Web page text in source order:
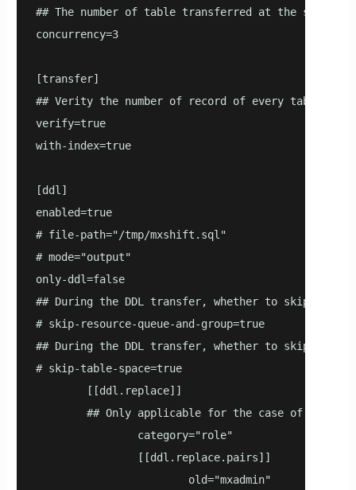
## The number of table transferred at the same
concurrency=3
[transfer]
## Verity the number of record of every table
verify=true
with-index=true
[ddl]
enabled=true
# file-path="/tmp/mxshift.sql"
# mode="output"
only-ddl=false
## During the DDL transfer, whether to skip
# skip-resource-queue-and-group=true
## During the DDL transfer, whether to skip
# skip-table-space=true
        [[ddl.replace]]
## Only applicable for the case of
                category="role"
                [[ddl.replace.pairs]]
                        old="mxadmin"